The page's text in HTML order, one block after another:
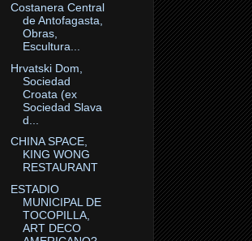
Costanera Central
de Antofagasta,
Obras,
Escultura...
Hrvatski Dom,
Sociedad
Croata (ex
Sociedad Slava
d...
CHINA SPACE,
KING WONG
RESTAURANT
ESTADIO
MUNICIPAL DE
TOCOPILLA,
ART DECO